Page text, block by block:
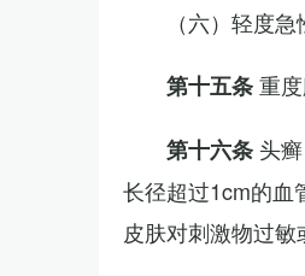
（六）轻度
第十五条重
第十六条 头
长径超过1cm的血
皮肤对刺激物过敏